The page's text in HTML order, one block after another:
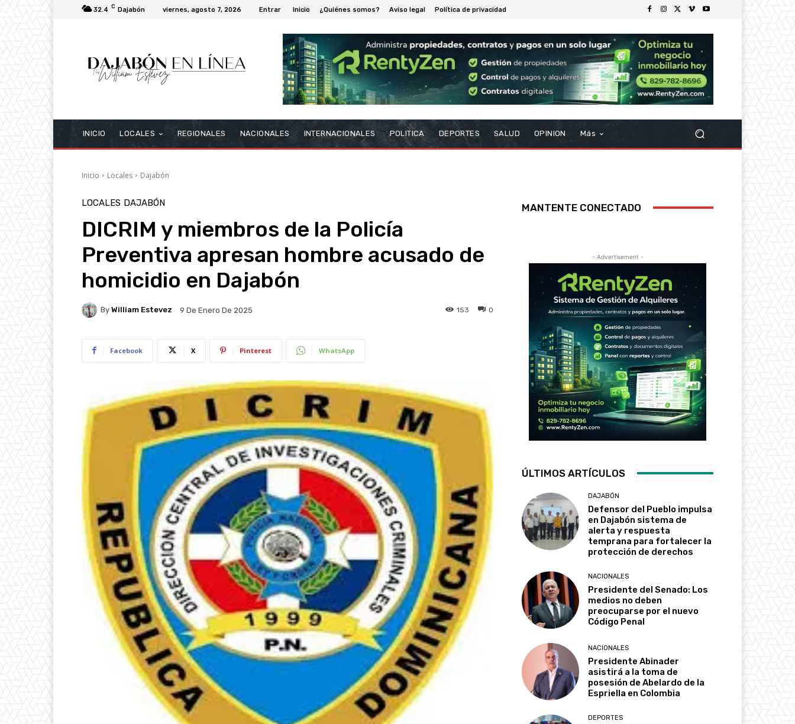
32.4 C Dajabón viernes, agosto 7, 2026 Entrar Inicio ¿Quiénes somos? Aviso legal Política de privacidad
INICIO LOCALES REGIONALES NACIONALES INTERNACIONALES POLITICA DEPORTES SALUD OPINION Más
Inicio Locales Dajabón
LOCALES DAJABÓN
DICRIM y miembros de la Policía
Preventiva apresan hombre acusado de
homicidio en Dajabón
By William Estevez 9 De Enero De 2025 0
153
Facebook X Pinterest WhatsApp
MANTENTE CONECTADO
- Advertisement -
ÚLTIMOS ARTÍCULOS
DAJABÓN
Defensor del Pueblo impulsa
en Dajabón sistema de
alerta y respuesta
temprana para fortalecer la
protección de derechos
NACIONALES
Presidente del Senado: Los
medios no deben
preocuparse por el nuevo
Código Penal
NACIONALES
Presidente Abinader
asistirá a la toma de
posesión de Abelardo de la
Espriella en Colombia
DEPORTES